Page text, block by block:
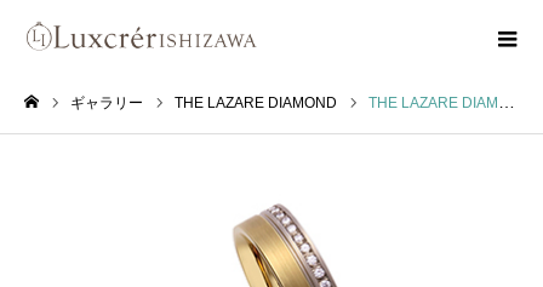
ギャラリー THE LAZARE DIAMOND THE LAZARE DIAMOND ニューヨーク ニューヨーク NEW YORK NEW YORK